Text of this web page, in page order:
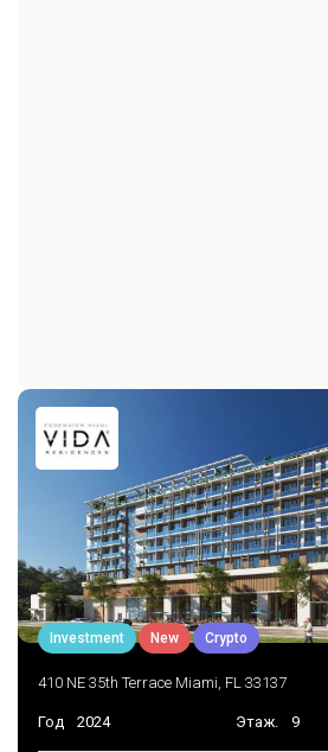
Investment New Crypto
410 NE 35th Terrace Miami, FL 33137
Год 2024 Этаж. 9